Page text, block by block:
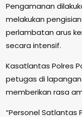
Pengamanan
melakukan
perlambatan arus
secara intensif.
Kasatlantas Polres
petugas di
memberikan rasa
“Personel Satlantas